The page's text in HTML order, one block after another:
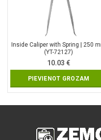
Inside Caliper with Spring | 250
(YT-72127)
10.03€
PIEVIENOT GROZAM